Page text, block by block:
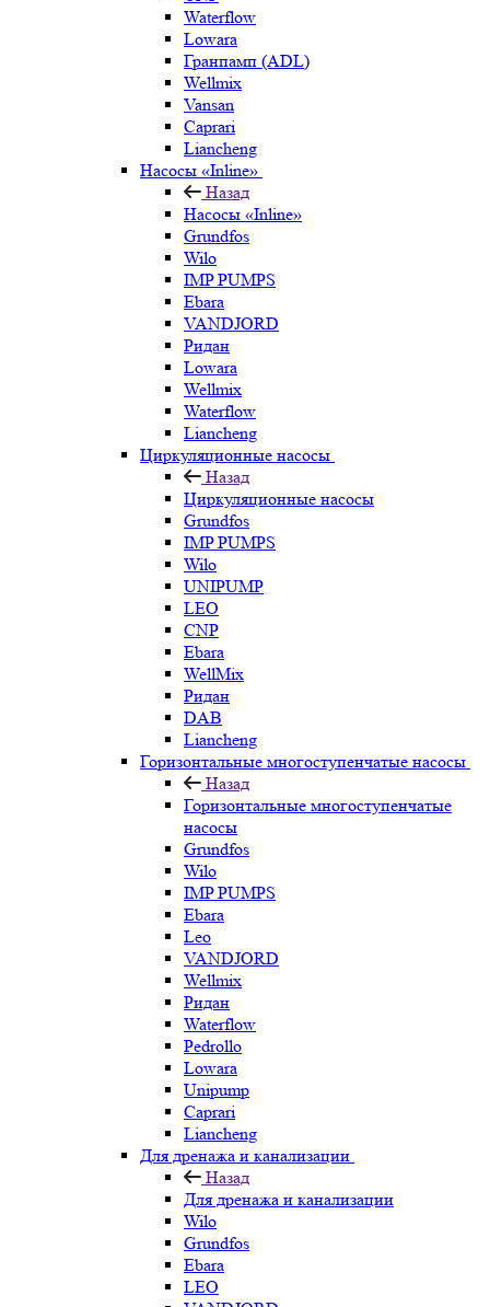
Waterflow
Lowara
Гранпамп (ADL)
Wellmix
Vansan
Caprari
Liancheng
Насосы «Inline»
Назад
Насосы «Inline»
Grundfos
Wilo
IMP PUMPS
Ebara
VANDJORD
Ридан
Lowara
Wellmix
Waterflow
Liancheng
Циркуляционные насосы
Назад
Циркуляционные насосы
Grundfos
IMP PUMPS
Wilo
UNIPUMP
LEO
CNP
Ebara
WellMix
Ридан
DAB
Liancheng
Горизонтальные многоступенчатые насосы
Назад
Горизонтальные многоступенчатые
насосы
Grundfos
Wilo
IMP PUMPS
Ebara
Leo
VANDJORD
Wellmix
Ридан
Waterflow
Pedrollo
Lowara
Unipump
Caprari
Liancheng
Для дренажа и канализации
Назад
Для дренажа и канализации
Wilo
Grundfos
Ebara
LEO